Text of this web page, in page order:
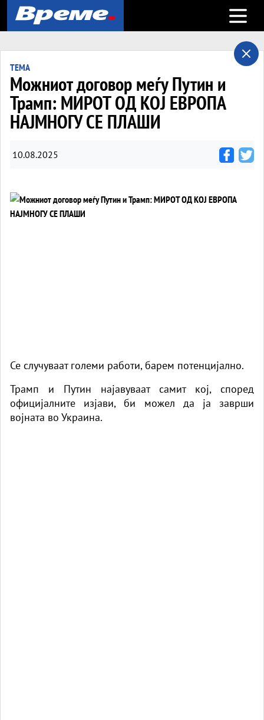
Open
ТЕМА
Можниот договор меѓу Путин и
Трамп: МИРОТ ОД КОЈ ЕВРОПА
НАЈМНОГУ СЕ ПЛАШИ
10.08.2025
Се случуваат големи работи, барем потенцијално.
Трамп и Путин најавуваат самит кој, според
официјалните изјави, би можел да ја заврши
војната во Украина.